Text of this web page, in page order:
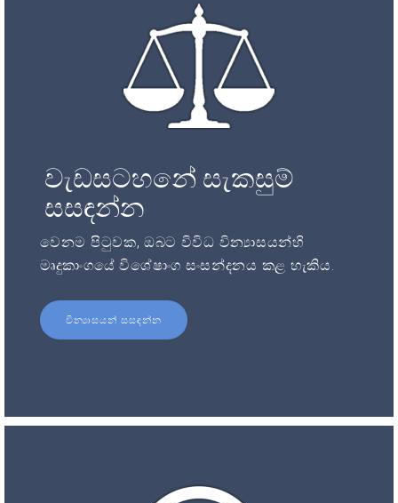
වැඩසටහනේ සැකසුම්
සසඳන්න
වෙනම පිටුවක, ඔබට විවිධ වින්‍යාසයන්හි
මෘදුකාංගයේ විශේෂාංග සංසන්දනය කළ හැකිය.
වින්‍යාසයන් සසඳන්න